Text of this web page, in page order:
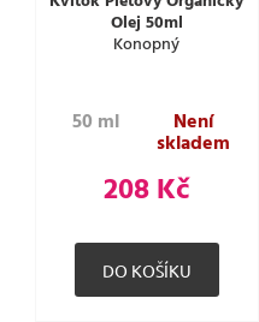
Olej 50ml
Konopný
50 ml Není
skladem
208 Kč